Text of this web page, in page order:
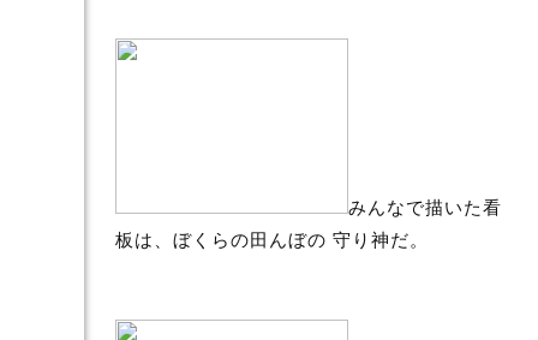
みんなで描いた看
板は、ぼくらの田んぼの 守り神だ。